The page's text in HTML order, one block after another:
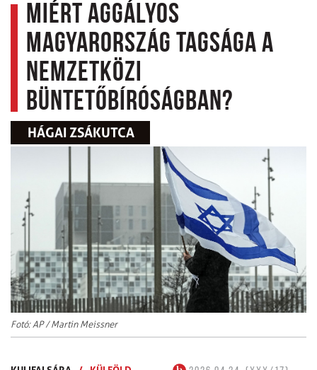
Miért aggályos
Magyarország tagsága a
Nemzetközi
Büntetőbíróságban?
HÁGAI ZSÁKUTCA
Fotó: AP / Martin Meissner